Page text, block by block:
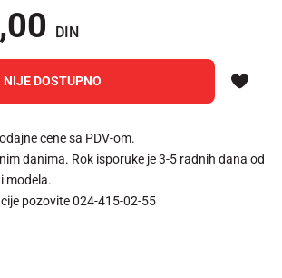
DIN
NIJE DOSTUPNO
cene sa PDV-om.
danima. Rok isporuke je 3-5 radnih dana od
modela.
pozovite 024-415-02-55